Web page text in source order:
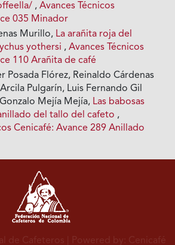
,Avances Técnicos
035 Minador
Murillo, La arañita roja del
yothersi ,Avances Técnicos
110 Arañita de café
Posada Flórez, Reinaldo Cárdenas
Pulgarín, Luis Fernando Gil
Mejía Mejía, Las babosas
del tallo del cafeto ,
Cenicafé: Avance 289 Anillado
de Cafeteros | Powered by: Cenicafé